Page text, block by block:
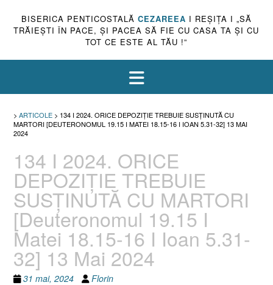
BISERICA PENTICOSTALĂ CEZAREEA I REŞIŢA I „SĂ
TRĂIEŞTI ÎN PACE, ŞI PACEA SĂ FIE CU CASA TA ŞI CU
TOT CE ESTE AL TĂU !”
> ARTICOLE > 134 I 2024. ORICE DEPOZIȚIE TREBUIE SUSȚINUTĂ CU
MARTORI [DEUTERONOMUL 19.15 I MATEI 18.15-16 I IOAN 5.31-32] 13 MAI
2024
134 I 2024. ORICE
DEPOZIȚIE TREBUIE
SUSȚINUTĂ CU MARTORI
[Deuteronomul 19.15 I
Matei 18.15-16 I Ioan 5.31-
32] 13 Mai 2024
31 mai, 2024 Florin